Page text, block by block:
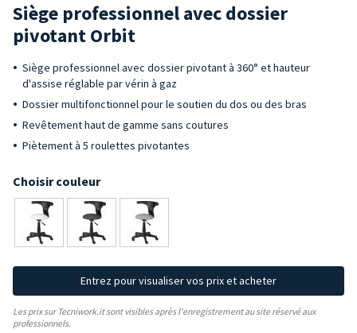
Siège professionnel avec dossier
pivotant Orbit
Siège professionnel avec dossier pivotant à 360° et hauteur
d'assise réglable par vérin à gaz
Dossier multifonctionnel pour le soutien du dos ou des bras
Revêtement haut de gamme sans coutures
Piètement à 5 roulettes pivotantes
Choisir couleur
Entrez pour visualiser vos prix et acheter
Les prix sur Tecniwork.it sont visibles après l'enregistrement au site réservé aux
professionnels.